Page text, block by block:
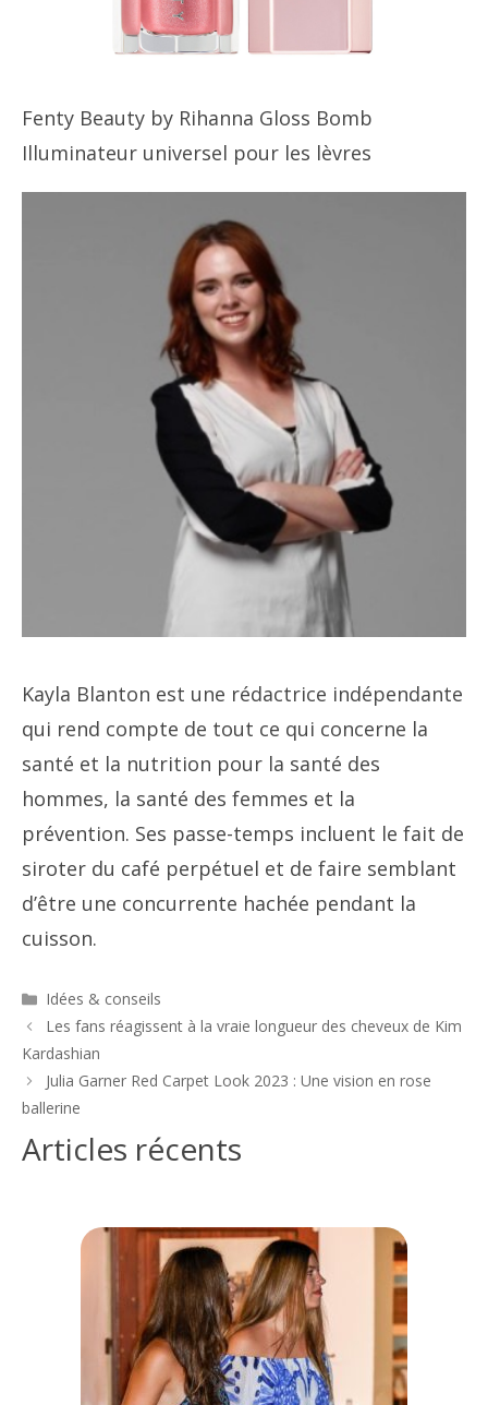
Fenty Beauty by Rihanna Gloss Bomb
Illuminateur universel pour les lèvres
Kayla Blanton est une rédactrice indépendante
qui rend compte de tout ce qui concerne la
santé et la nutrition pour la santé des
hommes, la santé des femmes et la
prévention. Ses passe-temps incluent le fait de
siroter du café perpétuel et de faire semblant
d’être une concurrente hachée pendant la
cuisson.
Catégories
Idées & conseils
Navigation
des
Les fans réagissent à la vraie longueur des cheveux de Kim
Kardashian
Julia Garner Red Carpet Look 2023 : Une vision en rose
ballerine
Articles récents